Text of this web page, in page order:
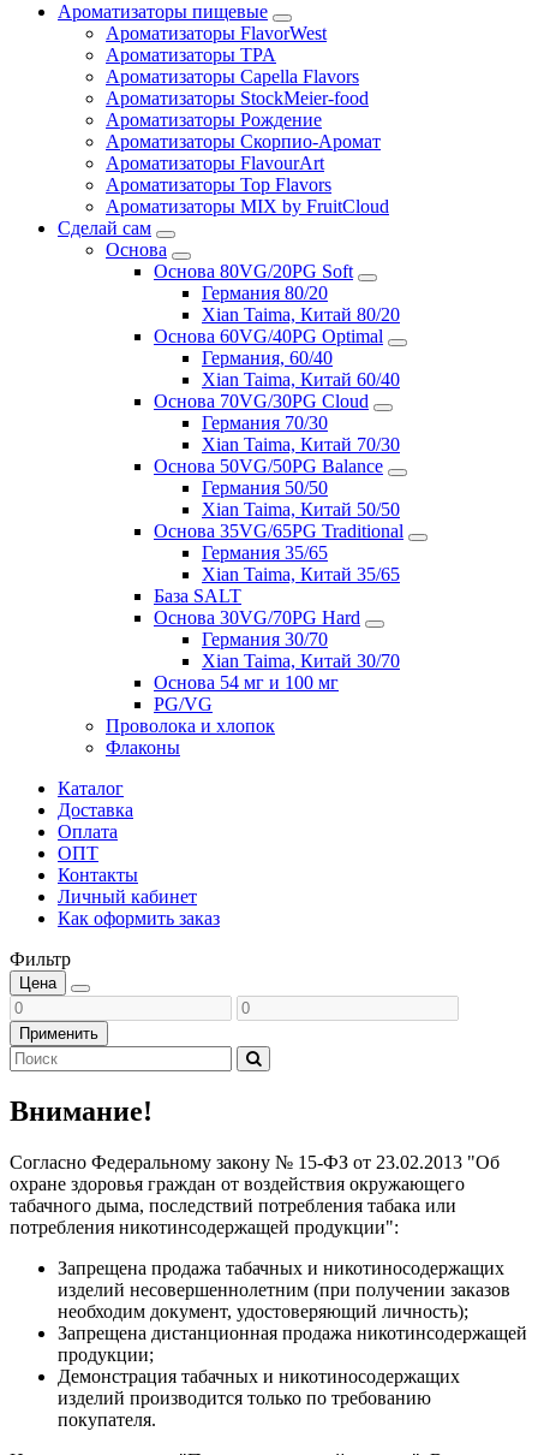
Ароматизаторы пищевые
Ароматизаторы FlavorWest
Ароматизаторы TPA
Ароматизаторы Capella Flavors
Ароматизаторы StockMeier-food
Ароматизаторы Рождение
Ароматизаторы Скорпио-Аромат
Ароматизаторы FlavourArt
Ароматизаторы Top Flavors
Ароматизаторы MIX by FruitCloud
Сделай сам
Основа
Основа 80VG/20PG Soft
Германия 80/20
Xian Taima, Китай 80/20
Основа 60VG/40PG Optimal
Германия, 60/40
Xian Taima, Китай 60/40
Основа 70VG/30PG Cloud
Германия 70/30
Xian Taima, Китай 70/30
Основа 50VG/50PG Balance
Германия 50/50
Xian Taima, Китай 50/50
Основа 35VG/65PG Traditional
Германия 35/65
Xian Taima, Китай 35/65
База SALT
Основа 30VG/70PG Hard
Германия 30/70
Xian Taima, Китай 30/70
Основа 54 мг и 100 мг
PG/VG
Проволока и хлопок
Флаконы
Каталог
Доставка
Оплата
ОПТ
Контакты
Личный кабинет
Как оформить заказ
Фильтр
Цена
Применить
Внимание!
Согласно Федеральному закону № 15-ФЗ от 23.02.2013 "Об
охране здоровья граждан от воздействия окружающего
табачного дыма, последствий потребления табака или
потребления никотинсодержащей продукции":
Запрещена продажа табачных и никотиносодержащих
изделий несовершеннолетним (при получении заказов
необходим документ, удостоверяющий личность);
Запрещена дистанционная продажа никотинсодержащей
продукции;
Демонстрация табачных и никотиносодержащих
изделий производится только по требованию
покупателя.